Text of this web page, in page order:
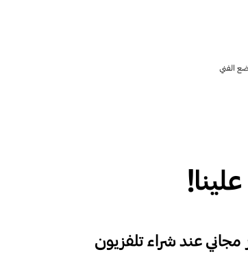
الفني
عند شراء تلفزيون